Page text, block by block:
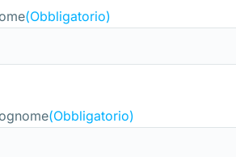
(Obbligatorio)
(Obbligatorio)